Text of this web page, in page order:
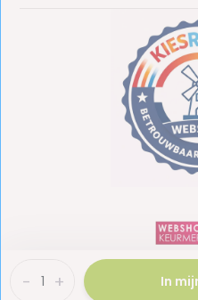
+
- In
BTW: NL861887438B01